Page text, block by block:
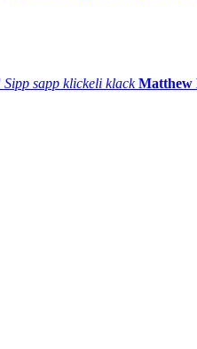
Sipp sapp klickeli klack Matthew